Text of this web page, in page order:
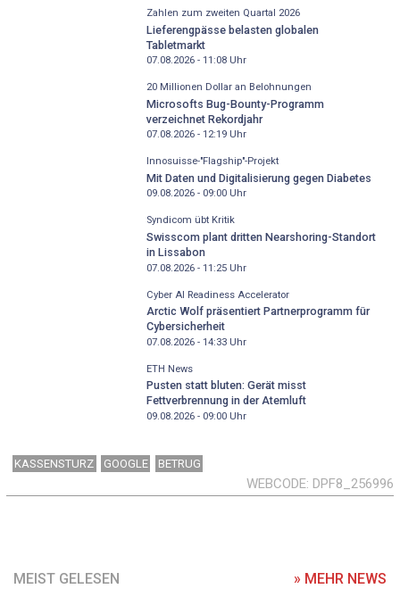
Zahlen zum zweiten Quartal 2026
Lieferengpässe belasten globalen
Tabletmarkt
07.08.2026 - 11:08Uhr
20 Millionen Dollar an Belohnungen
Microsofts Bug-Bounty-Programm
verzeichnet Rekordjahr
07.08.2026 - 12:19Uhr
Innosuisse-"Flagship"-Projekt
Mit Daten und Digitalisierung gegen Diabetes
09.08.2026 - 09:00Uhr
Syndicom übt Kritik
Swisscom plant dritten Nearshoring-Standort
in Lissabon
07.08.2026 - 11:25Uhr
Cyber AI Readiness Accelerator
Arctic Wolf präsentiert Partnerprogramm für
Cybersicherheit
07.08.2026 - 14:33Uhr
ETH News
Pusten statt bluten: Gerät misst
Fettverbrennung in der Atemluft
09.08.2026 - 09:00Uhr
KASSENSTURZ GOOGLE BETRUG
WEBCODE DPF8_256996
MEIST GELESEN » MEHR NEWS